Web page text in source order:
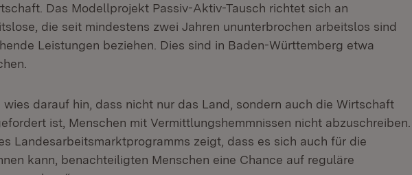
Das Modellprojekt Passiv-Aktiv-Tausch richtet sich an
die seit mindestens zwei Jahren ununterbrochen arbeitslos sind
Leistungen beziehen. Dies sind in Baden-Württemberg etwa
wies darauf hin, dass nicht nur das Land, sondern auch die Wirtschaft
ist, Menschen mit Vermittlungshemmnissen nicht abzuschreiben.
Landesarbeitsmarktprogramms zeigt, dass es sich auch für die
kann, benachteiligten Menschen eine Chance auf reguläre